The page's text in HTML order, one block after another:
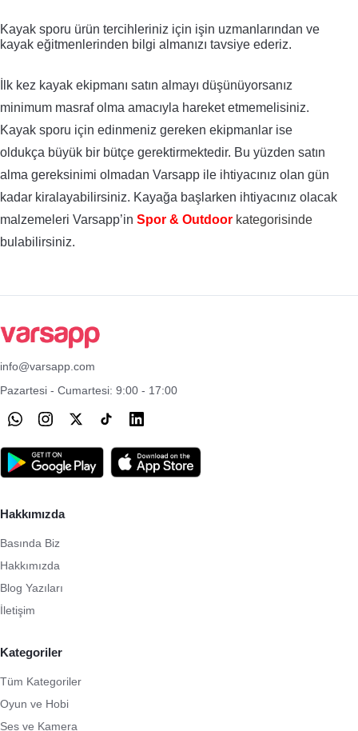
Kayak sporu ürün tercihleriniz için işin uzmanlarından ve
kayak eğitmenlerinden bilgi almanızı tavsiye ederiz.
İlk kez kayak ekipmanı satın almayı düşünüyorsanız
minimum masraf olma amacıyla hareket etmemelisiniz.
Kayak sporu için edinmeniz gereken ekipmanlar ise
oldukça büyük bir bütçe gerektirmektedir. Bu yüzden satın
alma gereksinimi olmadan Varsapp ile ihtiyacınız olan gün
kadar kiralayabilirsiniz. Kayağa başlarken ihtiyacınız olacak
malzemeleri Varsapp’in Spor & Outdoor kategorisinde
bulabilirsiniz.
info@varsapp.com
Pazartesi - Cumartesi: 9:00 - 17:00
Hakkımızda
Basında Biz
Hakkımızda
Blog Yazıları
İletişim
Kategoriler
Tüm Kategoriler
Oyun ve Hobi
Ses ve Kamera